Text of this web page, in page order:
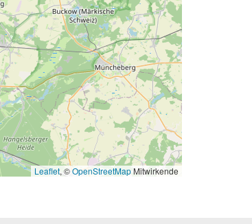
Leaflet, ©OpenStreetMapMitwirkende